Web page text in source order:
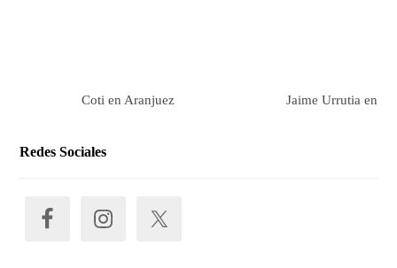
Coti en Aranjuez Jaime Urrutia en
Redes Sociales